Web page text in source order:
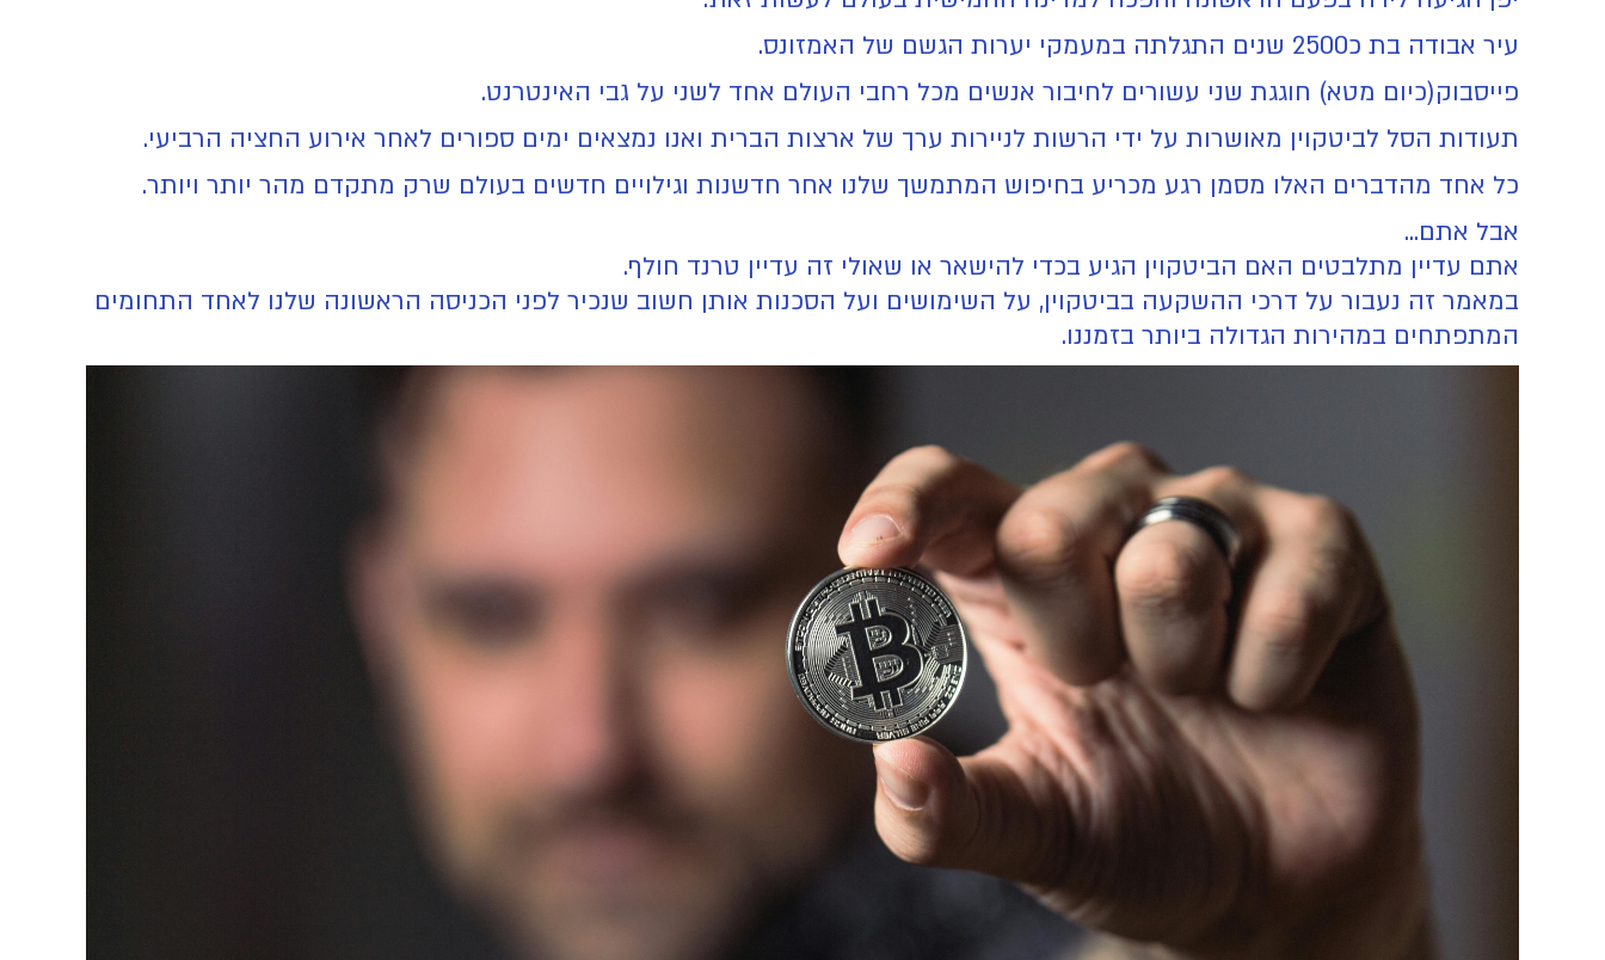
עיר אבודה בת כ2500 שנים התגלתה במעמקי יערות הגשם של האמזונס.
פייסבוק(כיום מטא) חוגגת שני עשורים לחיבור אנשים מכל רחבי העולם אחד לשני על גבי האינטרנט.
תעודות הסל לביטקוין מאושרות על ידי הרשות לניירות ערך של ארצות הברית ואנו נמצאים ימים ספורים לאחר אירוע החציה הרביעי.
כל אחד מהדברים האלו מסמן רגע מכריע בחיפוש המתמשך שלנו אחר חדשנות וגילויים חדשים בעולם שרק מתקדם מהר יותר ויותר.
אבל אתם...
אתם עדיין מתלבטים האם הביטקוין הגיע בכדי להישאר או שאולי זה עדיין טרנד חולף.
במאמר זה נעבור על דרכי ההשקעה בביטקוין, על השימושים ועל הסכנות אותן חשוב שנכיר לפני הכניסה הראשונה שלנו לאחד התחומים
המתפתחים במהירות הגדולה ביותר בזמננו.